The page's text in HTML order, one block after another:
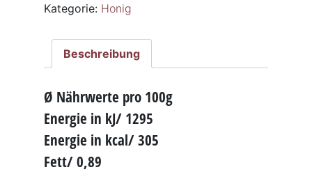
Kategorie: Honig
Beschreibung
Ø Nährwerte pro 100g
Energie in kJ/ 1295
Energie in kcal/ 305
Fett/ 0,89